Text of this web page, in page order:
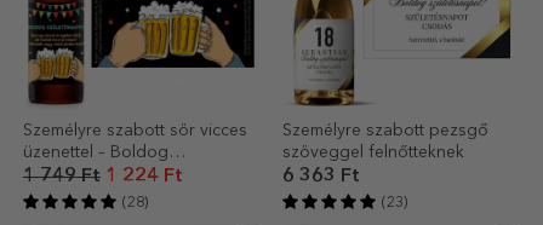
Személyre szabott sör vicces
üzenettel – Boldog
születésnapot!
1 749 Ft 1 224 Ft
(28)
Személyre szabott pezsgő
szöveggel felnőtteknek
6 363 Ft
(23)